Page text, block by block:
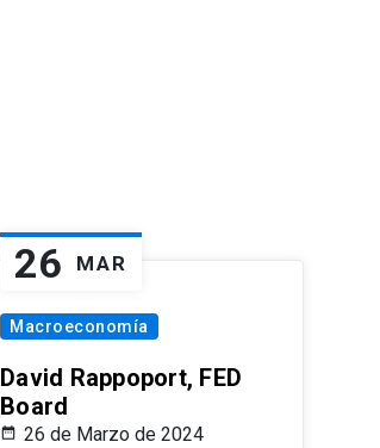
26 MAR
Macroeconomía
David Rappoport, FED
Board
26 de Marzo de 2024